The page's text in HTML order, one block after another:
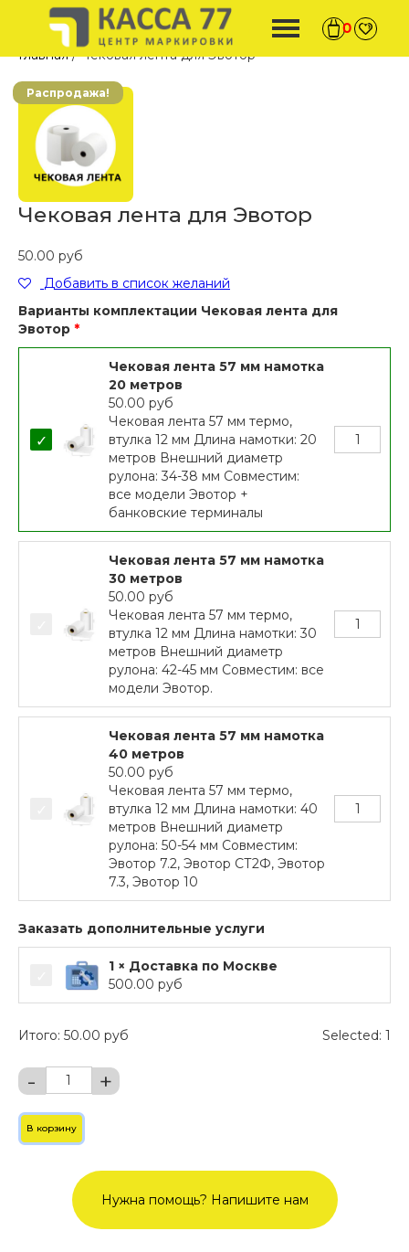
0
Главная/ Чековая лента для Эвотор
Распродажа!
Чековая лента для Эвотор
50.00 руб
Добавить в список желаний
Варианты комплектации Чековая лента для
Эвотор
Чековая лента 57 мм намотка
20 метров
50.00 руб
Чековая лента 57 мм термо,
втулка 12 мм Длина намотки: 20
метров Внешний диаметр
рулона: 34-38 мм Совместим:
все модели Эвотор +
банковские терминалы
Чековая лента 57 мм намотка
30 метров
50.00 руб
Чековая лента 57 мм термо,
втулка 12 мм Длина намотки: 30
метров Внешний диаметр
рулона: 42-45 мм Совместим: все
модели Эвотор.
Чековая лента 57 мм намотка
40 метров
50.00 руб
Чековая лента 57 мм термо,
втулка 12 мм Длина намотки: 40
метров Внешний диаметр
рулона: 50-54 мм Совместим:
Эвотор 7.2, Эвотор СТ2Ф, Эвотор
7.3, Эвотор 10
Заказать дополнительные услуги
1 × Доставка по Москве
500.00 руб
Итого: 50.00 руб Selected: 1
- +
В корзину
Нужна помощь? Напишите нам